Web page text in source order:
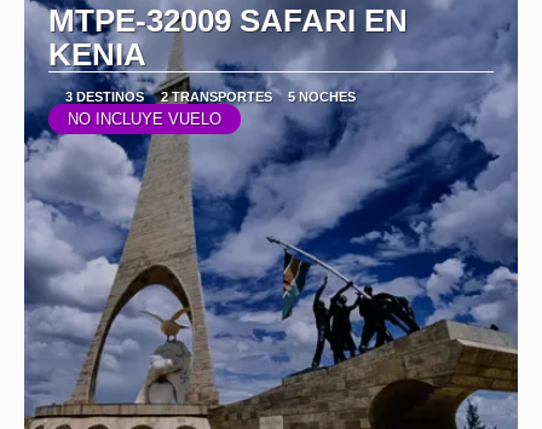
MTPE-32009 SAFARI EN
KENIA
3 DESTINOS 2 TRANSPORTES 5 NOCHES
NO INCLUYE VUELO